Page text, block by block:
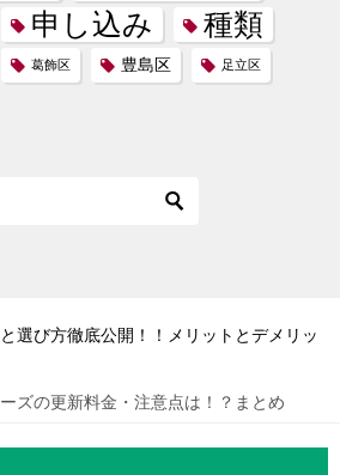
申し込み 種類
葛飾区 豊島区 足立区
選び方徹底公開！！メリットとデメリッ
ズの更新料金・注意点は！？まとめ